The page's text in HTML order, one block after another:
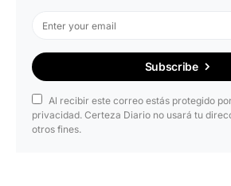
Subscribe
Al recibir este correo estás protegido
privacidad. Certeza Diario no usará tu
otros fines.